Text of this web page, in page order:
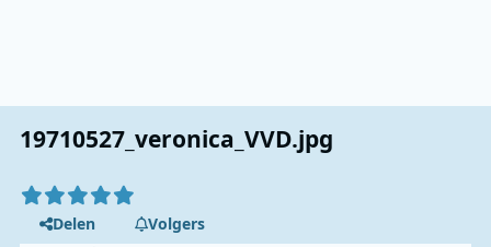
19710527_veronica_VVD.jpg
Delen
Volgers